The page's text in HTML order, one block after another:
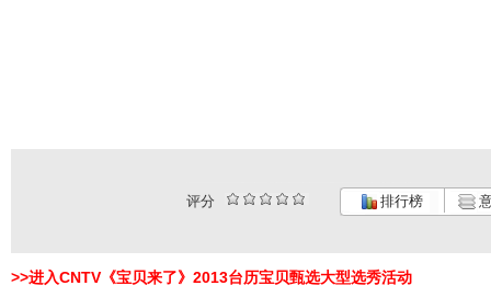
评分 排行榜
>>进入CNTV《宝贝来了》2013台历宝贝甄选大型选秀活动